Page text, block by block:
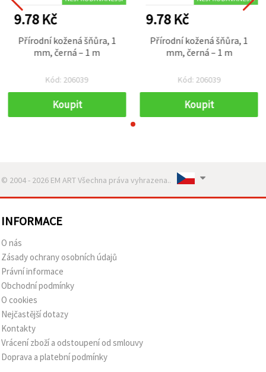
9.78 Kč
Přírodní kožená šňůra, 1
mm, černá – 1 m
Kód: 206039
Koupit
9.78 Kč
Přírodní kožená šňůra, 1
mm, černá – 1 m
Kód: 206039
Koupit
© 2004 - 2026 EM ART Všechna práva vyhrazena..
INFORMACE
O nás
Zásady ochrany osobních údajů
Právní informace
Obchodní podmínky
O cookies
Nejčastější dotazy
Kontakty
Vrácení zboží a odstoupení od smlouvy
Doprava a platební podmínky